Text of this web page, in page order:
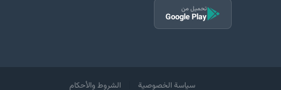
تحميل من
Google Play
سياسة الخصوصية الشروط والأحكام